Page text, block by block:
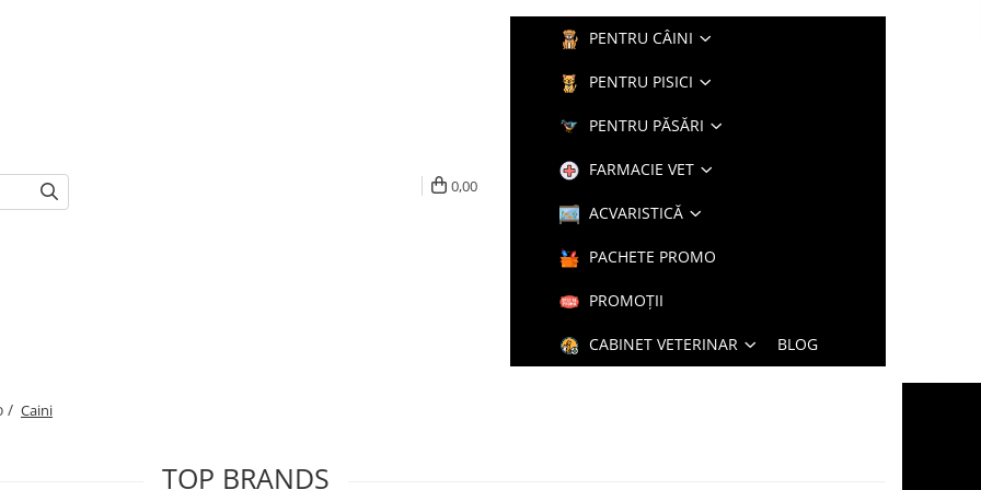
0,00
PENTRU CÂINI
PENTRU PISICI
PENTRU PĂSĂRI
FARMACIE VET
ACVARISTICĂ
PACHETE PROMO
PROMOȚII
CABINET VETERINAR BLOG
/ Caini
TOP BRANDS